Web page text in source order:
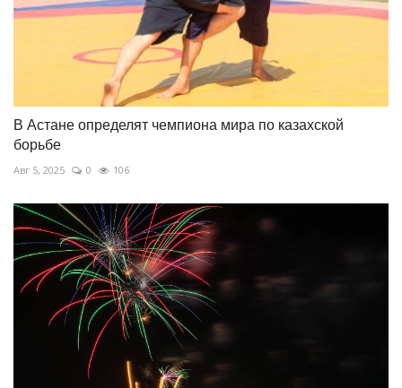
В Астане определят чемпиона мира по казахской
борьбе
Авг 5, 2025 0 106